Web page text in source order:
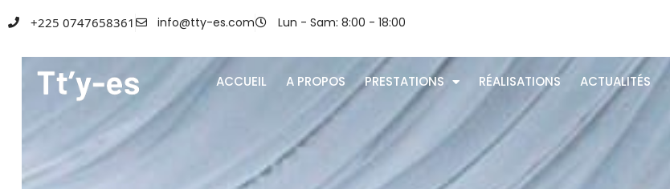
+225 0747658361 info@tty-es.com Lun - Sam: 8:00 - 18:00
ACCUEIL A PROPOS PRESTATIONS RÉALISATIONS ACTUALITÉS